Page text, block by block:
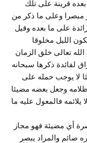
قرينة على تلك
مبصرا وعلى ما ذكر من
على ما بعده وقيل
الليل مخلوقا
تعالى خلق الزمان
لفائدة ذكرها سبحانه
لا يوجب حمله على
وجعل بعضه مضيئا
فالمعول عليه ما
أي مضيئة فهو مجاز
صائم والمراد يبصر